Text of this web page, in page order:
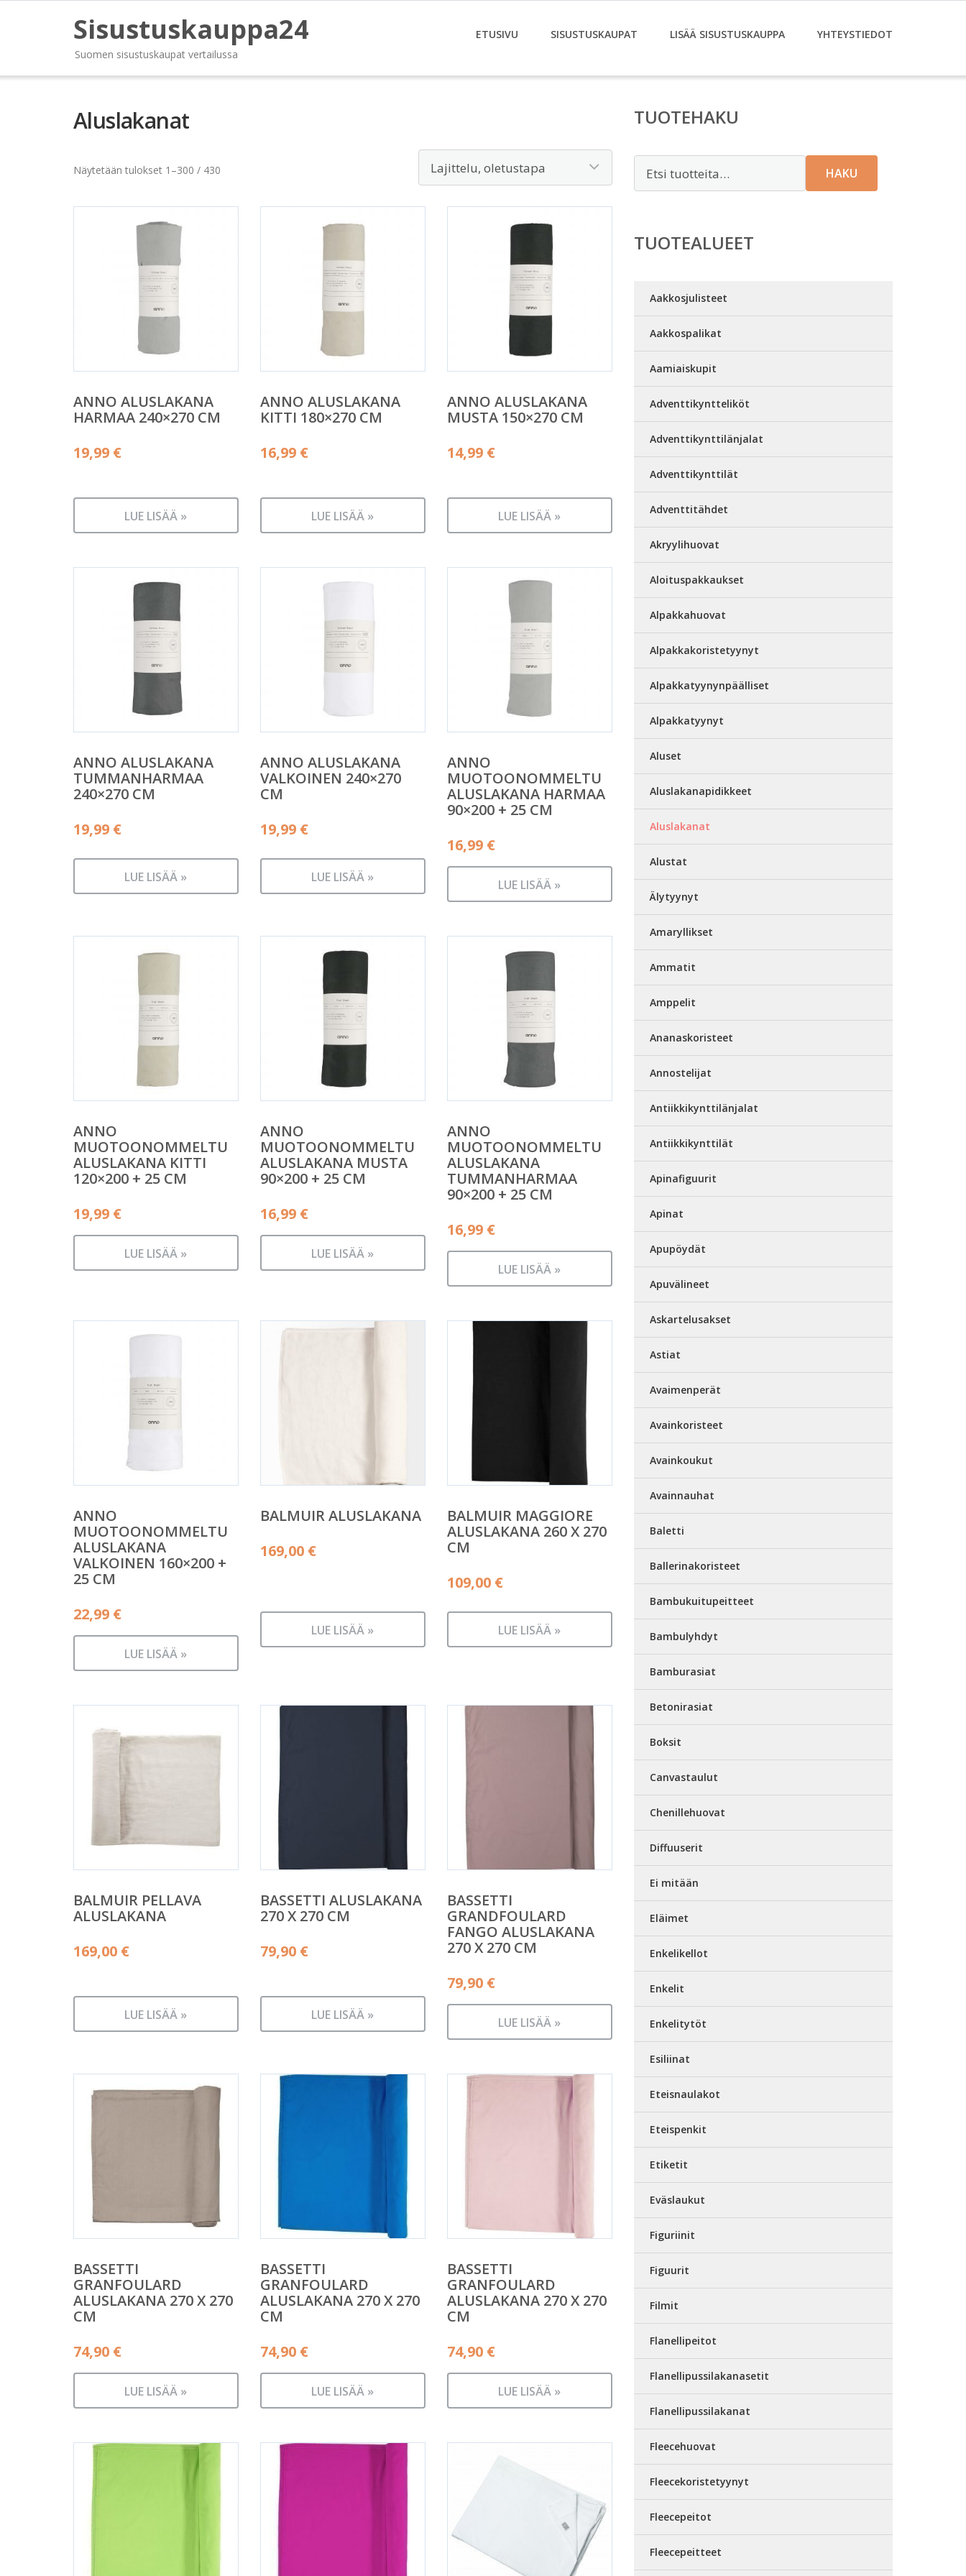
Sisustuskauppa24
Suomen sisustuskaupat vertailussa
ETUSIVU SISUSTUSKAUPAT LISÄÄ SISUSTUSKAUPPA YHTEYSTIEDOT
Aluslakanat
Näytetään tulokset 1–300 / 430
ANNO ALUSLAKANA
HARMAA 240×270 CM
19,99 €
LUE LISÄÄ »
ANNO ALUSLAKANA
KITTI 180×270 CM
16,99 €
LUE LISÄÄ »
ANNO ALUSLAKANA
MUSTA 150×270 CM
14,99 €
LUE LISÄÄ »
ANNO ALUSLAKANA
TUMMANHARMAA
240×270 CM
19,99 €
LUE LISÄÄ »
ANNO ALUSLAKANA
VALKOINEN 240×270
CM
19,99 €
LUE LISÄÄ »
ANNO
MUOTOONOMMELTU
ALUSLAKANA HARMAA
90×200 + 25 CM
16,99 €
LUE LISÄÄ »
ANNO
MUOTOONOMMELTU
ALUSLAKANA KITTI
120×200 + 25 CM
19,99 €
LUE LISÄÄ »
ANNO
MUOTOONOMMELTU
ALUSLAKANA MUSTA
90×200 + 25 CM
16,99 €
LUE LISÄÄ »
ANNO
MUOTOONOMMELTU
ALUSLAKANA
TUMMANHARMAA
90×200 + 25 CM
16,99 €
LUE LISÄÄ »
ANNO
MUOTOONOMMELTU
ALUSLAKANA
VALKOINEN 160×200 +
25 CM
22,99 €
LUE LISÄÄ »
BALMUIR ALUSLAKANA
169,00 €
LUE LISÄÄ »
BALMUIR MAGGIORE
ALUSLAKANA 260 X 270
CM
109,00 €
LUE LISÄÄ »
BALMUIR PELLAVA
ALUSLAKANA
169,00 €
LUE LISÄÄ »
BASSETTI ALUSLAKANA
270 X 270 CM
79,90 €
LUE LISÄÄ »
BASSETTI
GRANDFOULARD
FANGO ALUSLAKANA
270 X 270 CM
79,90 €
LUE LISÄÄ »
BASSETTI
GRANFOULARD
ALUSLAKANA 270 X 270
CM
74,90 €
LUE LISÄÄ »
BASSETTI
GRANFOULARD
ALUSLAKANA 270 X 270
CM
74,90 €
LUE LISÄÄ »
BASSETTI
GRANFOULARD
ALUSLAKANA 270 X 270
CM
74,90 €
LUE LISÄÄ »
TUOTEHAKU
HAKU
TUOTEALUEET
Aakkosjulisteet
Aakkospalikat
Aamiaiskupit
Adventtikyntteliköt
Adventtikynttilänjalat
Adventtikynttilät
Adventtitähdet
Akryylihuovat
Aloituspakkaukset
Alpakkahuovat
Alpakkakoristetyynyt
Alpakkatyynynpäälliset
Alpakkatyynyt
Aluset
Aluslakanapidikkeet
Aluslakanat
Alustat
Älytyynyt
Amaryllikset
Ammatit
Amppelit
Ananaskoristeet
Annostelijat
Antiikkikynttilänjalat
Antiikkikynttilät
Apinafiguurit
Apinat
Apupöydät
Apuvälineet
Askartelusakset
Astiat
Avaimenperät
Avainkoristeet
Avainkoukut
Avainnauhat
Baletti
Ballerinakoristeet
Bambukuitupeitteet
Bambulyhdyt
Bamburasiat
Betonirasiat
Boksit
Canvastaulut
Chenillehuovat
Diffuuserit
Ei mitään
Eläimet
Enkelikellot
Enkelit
Enkelitytöt
Esiliinat
Eteisnaulakot
Eteispenkit
Etiketit
Eväslaukut
Figuriinit
Figuurit
Filmit
Flanellipeitot
Flanellipussilakanasetit
Flanellipussilakanat
Fleecehuovat
Fleecekoristetyynyt
Fleecepeitot
Fleecepeitteet